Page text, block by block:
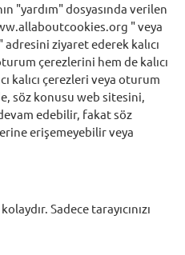
"yardım" dosyasında verilen
" veya
ziyaret ederek kalıcı
çerezlerini hem de kalıcı
kalıcı çerezleri veya oturum
söz konusu web sitesini,
edebilir, fakat söz
erişemeyebilir veya
Sadece tarayıcınızı